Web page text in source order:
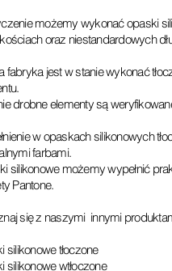
możemy wykonać opaski
oraz niestandardowych
fabryka jest w stanie wykonać
drobne elementy są
w opaskach silikonowych
farbami.
silikonowe możemy wypełnić
Pantone.
się z naszymi innymi
silikonowe tłoczone
silikonowe wtłoczone